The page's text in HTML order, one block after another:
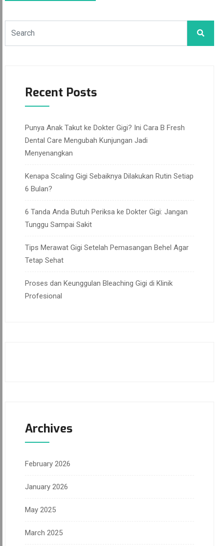
Recent Posts
Punya Anak Takut ke Dokter Gigi? Ini Cara B Fresh
Dental Care Mengubah Kunjungan Jadi
Menyenangkan
Kenapa Scaling Gigi Sebaiknya Dilakukan Rutin Setiap
6 Bulan?
6 Tanda Anda Butuh Periksa ke Dokter Gigi: Jangan
Tunggu Sampai Sakit
Tips Merawat Gigi Setelah Pemasangan Behel Agar
Tetap Sehat
Proses dan Keunggulan Bleaching Gigi di Klinik
Profesional
Archives
February 2026
January 2026
May 2025
March 2025